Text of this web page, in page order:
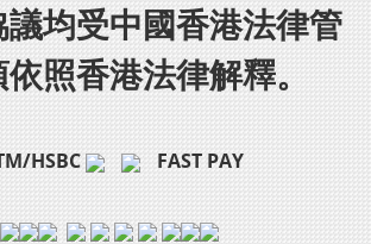
均受中國香港法律管
照香港法律解釋。
HSBC FAST PAY